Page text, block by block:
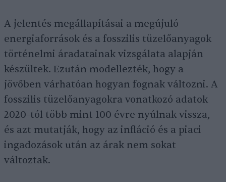
A jelentés megállapításai a megújuló
energiaforrások és a fosszilis tüzelőanyagok
történelmi áradatainak vizsgálata alapján
készültek. Ezután modellezték, hogy a
jövőben várhatóan hogyan fognak változni. A
fosszilis tüzelőanyagokra vonatkozó adatok
2020-tól több mint 100 évre nyúlnak vissza,
és azt mutatják, hogy az infláció és a piaci
ingadozások után az árak nem sokat
változtak.